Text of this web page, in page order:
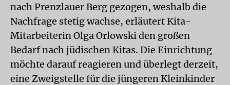
nach Prenzlauer Berg gezogen, weshalb die
Nachfrage stetig wachse, erläutert Kita-
Mitarbeiterin Olga Orlowski den großen
Bedarf nach jüdischen Kitas. Die Einrichtung
möchte darauf reagieren und überlegt derzeit,
eine Zweigstelle für die jüngeren Kleinkinder